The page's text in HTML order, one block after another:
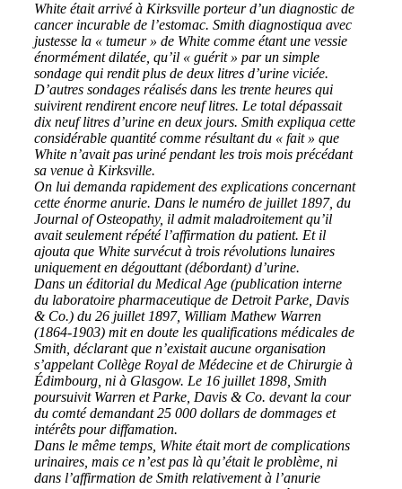
White était arrivé à Kirksville porteur d’un diagnostic de
cancer incurable de l’estomac. Smith diagnostiqua avec
justesse la « tumeur » de White comme étant une vessie
énormément dilatée, qu’il « guérit » par un simple
sondage qui rendit plus de deux litres d’urine viciée.
D’autres sondages réalisés dans les trente heures qui
suivirent rendirent encore neuf litres. Le total dépassait
dix neuf litres d’urine en deux jours. Smith expliqua cette
considérable quantité comme résultant du « fait » que
White n’avait pas uriné pendant les trois mois précédant
sa venue à Kirksville.
On lui demanda rapidement des explications concernant
cette énorme anurie. Dans le numéro de juillet 1897, du
Journal of Osteopathy, il admit maladroitement qu’il
avait seulement répété l’affirmation du patient. Et il
ajouta que White survécut à trois révolutions lunaires
uniquement en dégouttant (débordant) d’urine.
Dans un éditorial du Medical Age (publication interne
du laboratoire pharmaceutique de Detroit Parke, Davis
& Co.) du 26 juillet 1897, William Mathew Warren
(1864-1903) mit en doute les qualifications médicales de
Smith, déclarant que n’existait aucune organisation
s’appelant Collège Royal de Médecine et de Chirurgie à
Édimbourg, ni à Glasgow. Le 16 juillet 1898, Smith
poursuivit Warren et Parke, Davis & Co. devant la cour
du comté demandant 25 000 dollars de dommages et
intérêts pour diffamation.
Dans le même temps, White était mort de complications
urinaires, mais ce n’est pas là qu’était le problème, ni
dans l’affirmation de Smith relativement à l’anurie